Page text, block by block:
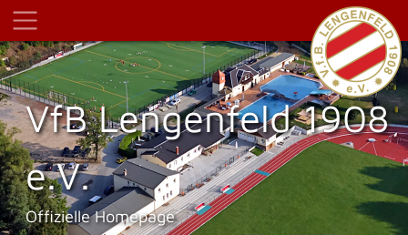
VfB Lengenfeld 1908
e.V.
Offizielle Homepage